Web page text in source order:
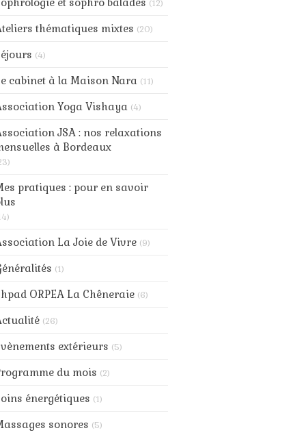
(12)
thématiques mixtes (20)
(4)
cabinet à la Maison Nara (11)
Yoga Vishaya (4)
JSA : nos relaxations
à Bordeaux
pratiques : pour en savoir
La Joie de Vivre (9)
(1)
ORPEA La Chêneraie (6)
(26)
extérieurs (5)
du mois (2)
énergétiques (1)
sonores (5)